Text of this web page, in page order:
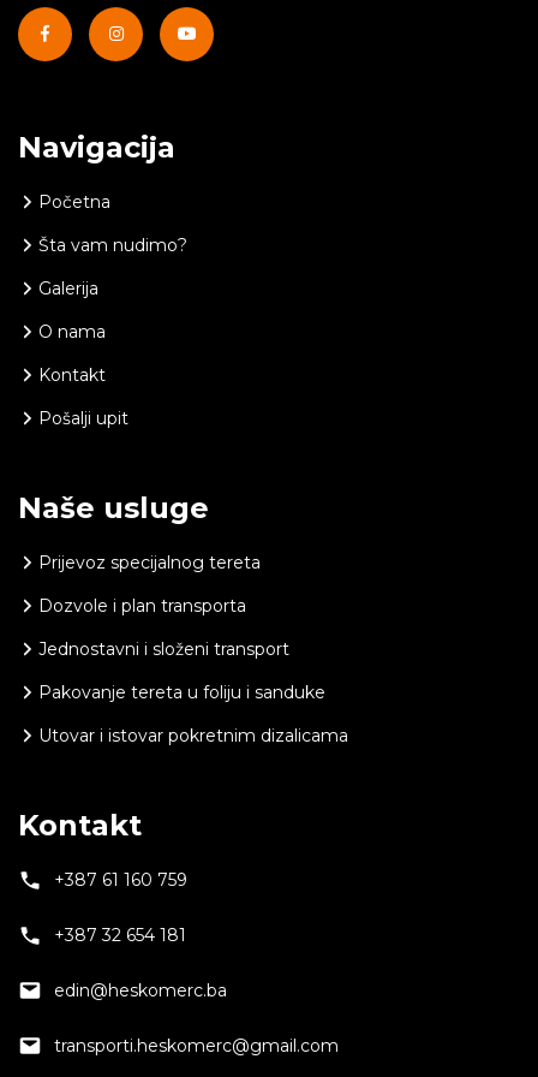
Navigacija
Početna
Šta vam nudimo?
Galerija
O nama
Kontakt
Pošalji upit
Naše usluge
Prijevoz specijalnog tereta
Dozvole i plan transporta
Jednostavni i složeni transport
Pakovanje tereta u foliju i sanduke
Utovar i istovar pokretnim dizalicama
Kontakt
+387 61 160 759
+387 32 654 181
edin@heskomerc.ba
transporti.heskomerc@gmail.com